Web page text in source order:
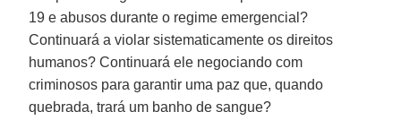
19 e abusos durante o regime emergencial?
Continuará a violar sistematicamente os direitos
humanos? Continuará ele negociando com
criminosos para garantir uma paz que, quando
quebrada, trará um banho de sangue?